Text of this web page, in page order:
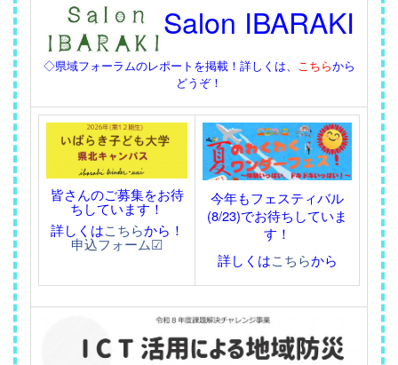
Salon IBARAKI
◇県域フォーラムのレポートを掲載！詳しくは、 こちらから
どうぞ！
皆さんのご募集をお待
ちしています！
詳しくはこちらから！
申込フォーム☑
今年もフェスティバル
(8/23)でお待ちしていま
す！
詳しくはこちらから